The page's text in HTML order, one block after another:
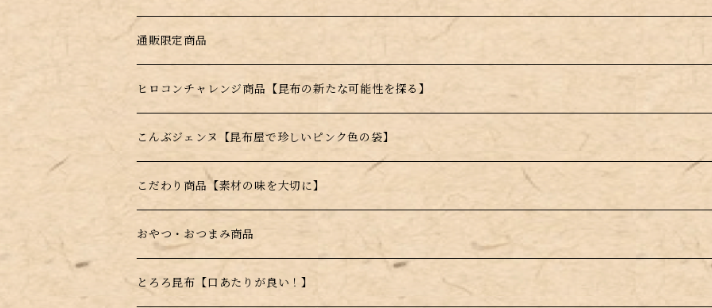
通販限定商品
訳あり商品
ギフト商品
福袋
季節の詰め合わせ
セット商品
ヒロコンチャレンジ商品【昆布の新たな可能性を探る】
昆布のサプリ（健康食品）
はちみつ昆布飴【宮島はちみつ使用】
薄焼きせんべい【昆布＋〇〇】
昆布顆粒【手軽に昆布を摂取できる】
こんぶジェンヌ【昆布屋で珍しいピンク色の袋】
ジェンヌとろろ
ジェンヌ顆粒
こだわり商品【素材の味を大切に】
おやつ・おつまみ商品
はちみつこんぶ飴
とろろ昆布【口あたりが良い！】